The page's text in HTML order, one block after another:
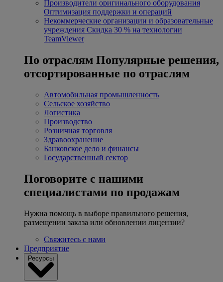
Производители оригинального оборудования
Оптимизация поддержки и операций
Некоммерческие организации и образовательные
учреждения Скидка 30 % на технологии
TeamViewer
По отраслям Популярные решения,
отсортированные по отраслям
Автомобильная промышленность
Сельское хозяйство
Логистика
Производство
Розничная торговля
Здравоохранение
Банковское дело и финансы
Государственный сектор
Поговорите с нашими
специалистами по продажам
Нужна помощь в выборе правильного решения,
размещении заказа или обновлении лицензии?
Свяжитесь с нами
Предприятие
Ресурсы